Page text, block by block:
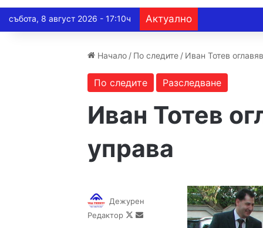
събота, 8 август 2026 - 17:10ч Актуално
Начало / По следите / Иван Тотев
По следите Разследване
Иван Тотев
управа
Дежурен
Редактор
Follow
Send